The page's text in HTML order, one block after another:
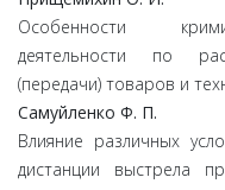
Особенности
деятельности по
(передачи) товаров и
Самуйленко Ф. П.
Влияние различных
дистанции выстрела